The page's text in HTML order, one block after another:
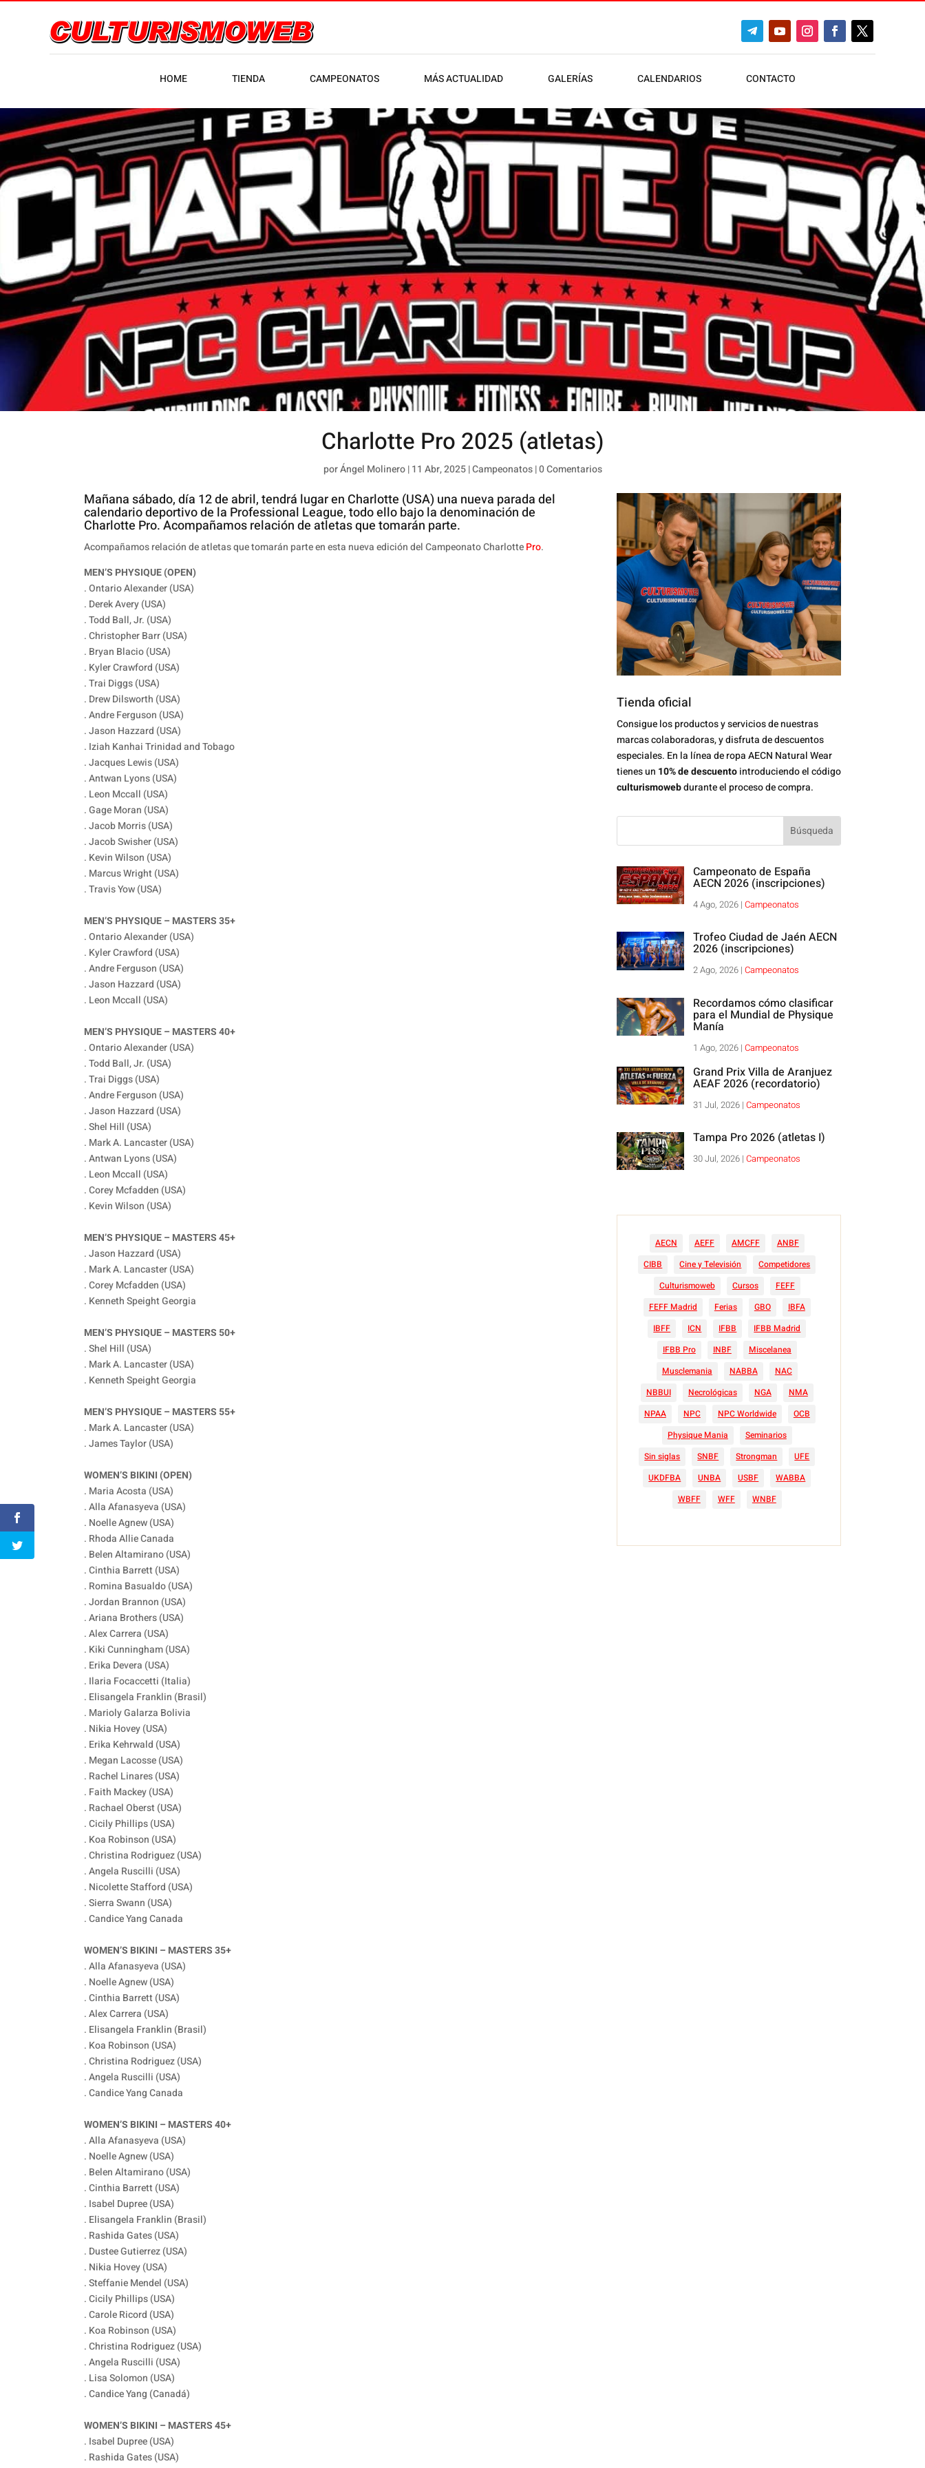
HOME TIENDA CAMPEONATOS MÁS ACTUALIDAD GALERÍAS CALENDARIOS CONTACTO
Charlotte Pro 2025 (atletas)
porÁngel Molinero|11 Abr, 2025|Campeonatos|0 Comentarios
Mañana sábado, día 12 de abril, tendrá lugar en Charlotte (USA) una nueva parada del
calendario deportivo de la Professional League, todo ello bajo la denominación de
Charlotte Pro. Acompañamos relación de atletas que tomarán parte.
Acompañamos relación de atletas que tomarán parte en esta nueva edición del Campeonato CharlottePro.
MEN’S PHYSIQUE (OPEN)
. Ontario Alexander (USA)
. Derek Avery (USA)
. Todd Ball, Jr. (USA)
. Christopher Barr (USA)
. Bryan Blacio (USA)
. Kyler Crawford (USA)
. Trai Diggs (USA)
. Drew Dilsworth (USA)
. Andre Ferguson (USA)
. Jason Hazzard (USA)
. Iziah Kanhai Trinidad and Tobago
. Jacques Lewis (USA)
. Antwan Lyons (USA)
. Leon Mccall (USA)
. Gage Moran (USA)
. Jacob Morris (USA)
. Jacob Swisher (USA)
. Kevin Wilson (USA)
. Marcus Wright (USA)
. Travis Yow (USA)
MEN’S PHYSIQUE – MASTERS 35+
. Ontario Alexander (USA)
. Kyler Crawford (USA)
. Andre Ferguson (USA)
. Jason Hazzard (USA)
. Leon Mccall (USA)
MEN’S PHYSIQUE – MASTERS 40+
. Ontario Alexander (USA)
. Todd Ball, Jr. (USA)
. Trai Diggs (USA)
. Andre Ferguson (USA)
. Jason Hazzard (USA)
. Shel Hill (USA)
. Mark A. Lancaster (USA)
. Antwan Lyons (USA)
. Leon Mccall (USA)
. Corey Mcfadden (USA)
. Kevin Wilson (USA)
MEN’S PHYSIQUE – MASTERS 45+
. Jason Hazzard (USA)
. Mark A. Lancaster (USA)
. Corey Mcfadden (USA)
. Kenneth Speight Georgia
MEN’S PHYSIQUE – MASTERS 50+
. Shel Hill (USA)
. Mark A. Lancaster (USA)
. Kenneth Speight Georgia
MEN’S PHYSIQUE – MASTERS 55+
. Mark A. Lancaster (USA)
. James Taylor (USA)
WOMEN’S BIKINI (OPEN)
. Maria Acosta (USA)
. Alla Afanasyeva (USA)
. Noelle Agnew (USA)
. Rhoda Allie Canada
. Belen Altamirano (USA)
. Cinthia Barrett (USA)
. Romina Basualdo (USA)
. Jordan Brannon (USA)
. Ariana Brothers (USA)
. Alex Carrera (USA)
. Kiki Cunningham (USA)
. Erika Devera (USA)
. Ilaria Focaccetti (Italia)
. Elisangela Franklin (Brasil)
. Marioly Galarza Bolivia
. Nikia Hovey (USA)
. Erika Kehrwald (USA)
. Megan Lacosse (USA)
. Rachel Linares (USA)
. Faith Mackey (USA)
. Rachael Oberst (USA)
. Cicily Phillips (USA)
. Koa Robinson (USA)
. Christina Rodriguez (USA)
. Angela Ruscilli (USA)
. Nicolette Stafford (USA)
. Sierra Swann (USA)
. Candice Yang Canada
WOMEN’S BIKINI – MASTERS 35+
. Alla Afanasyeva (USA)
. Noelle Agnew (USA)
. Cinthia Barrett (USA)
. Alex Carrera (USA)
. Elisangela Franklin (Brasil)
. Koa Robinson (USA)
. Christina Rodriguez (USA)
. Angela Ruscilli (USA)
. Candice Yang Canada
WOMEN’S BIKINI – MASTERS 40+
. Alla Afanasyeva (USA)
. Noelle Agnew (USA)
. Belen Altamirano (USA)
. Cinthia Barrett (USA)
. Isabel Dupree (USA)
. Elisangela Franklin (Brasil)
. Rashida Gates (USA)
. Dustee Gutierrez (USA)
. Nikia Hovey (USA)
. Steffanie Mendel (USA)
. Cicily Phillips (USA)
. Carole Ricord (USA)
. Koa Robinson (USA)
. Christina Rodriguez (USA)
. Angela Ruscilli (USA)
. Lisa Solomon (USA)
. Candice Yang (Canadá)
WOMEN’S BIKINI – MASTERS 45+
. Isabel Dupree (USA)
. Rashida Gates (USA)
Tienda oficial
Consigue los productos y servicios de nuestras
marcas colaboradoras, y disfruta de descuentos
especiales. En la línea de ropa AECN Natural Wear
tienes un 10% de descuentointroduciendo el código
culturismowebdurante el proceso de compra.
Campeonato de España
AECN 2026 (inscripciones)
4 Ago, 2026| Campeonatos
Trofeo Ciudad de Jaén AECN
2026 (inscripciones)
2 Ago, 2026| Campeonatos
Recordamos cómo clasificar
para el Mundial de Physique
Manía
1 Ago, 2026| Campeonatos
Grand Prix Villa de Aranjuez
AEAF 2026 (recordatorio)
31 Jul, 2026| Campeonatos
Tampa Pro 2026 (atletas I)
30 Jul, 2026| Campeonatos
AECN AEFF AMCFF
ANBF
CIBB
Cine y Televisión
Competidores
Culturismoweb
Cursos
FEFF
FEFF Madrid
Ferias GBO
IBFA
IBFF
ICN IFBB
IFBB Madrid
IFBB Pro
INBF
Miscelanea
Musclemania
NABBA
NAC
NBBUI
Necrológicas NGA
NMA
NPAA
NPC NPC Worldwide
OCB
Physique Mania
Seminarios
Sin siglas
SNBF Strongman
UFE
UKDFBA
UNBA USBF
WABBA
WBFF
WFF WNBF